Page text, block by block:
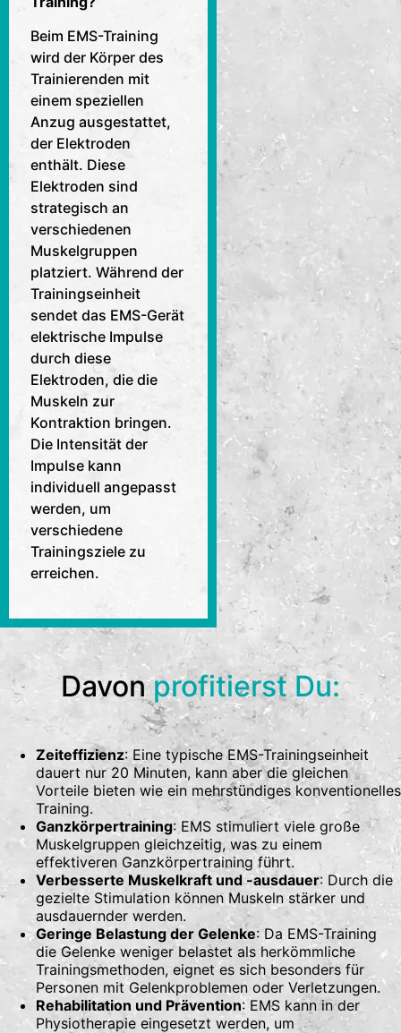
Beim EMS-Training
wird der Körper des
Trainierenden mit
einem speziellen
Anzug ausgestattet,
der Elektroden
enthält. Diese
Elektroden sind
strategisch an
verschiedenen
Muskelgruppen
platziert. Während der
Trainingseinheit
sendet das EMS-Gerät
elektrische Impulse
durch diese
Elektroden, die die
Muskeln zur
Kontraktion bringen.
Die Intensität der
Impulse kann
individuell angepasst
werden, um
verschiedene
Trainingsziele zu
erreichen.
Davonprofitierst Du:
Zeiteffizienz: Eine typische EMS-Trainingseinheit
dauert nur 20 Minuten, kann aber die gleichen
Vorteile bieten wie ein mehrstündiges konventionelles
Training.
Ganzkörpertraining: EMS stimuliert viele große
Muskelgruppen gleichzeitig, was zu einem
effektiveren Ganzkörpertraining führt.
Verbesserte Muskelkraft und -ausdauer: Durch die
gezielte Stimulation können Muskeln stärker und
ausdauernder werden.
Geringe Belastung der Gelenke: Da EMS-Training
die Gelenke weniger belastet als herkömmliche
Trainingsmethoden, eignet es sich besonders für
Personen mit Gelenkproblemen oder Verletzungen.
Rehabilitation und Prävention: EMS kann in der
Physiotherapie eingesetzt werden, um